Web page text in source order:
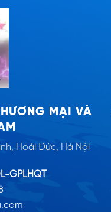
MẠI VÀ
Hoài Đức, Hà Nội
GPLHQT